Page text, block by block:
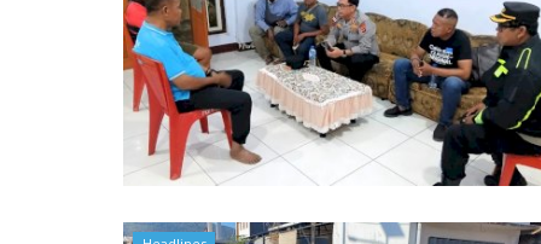
Polres Flotim Peduli
Polres Flotim Lakukan
Tiem Gugus Covid-19 Flotim